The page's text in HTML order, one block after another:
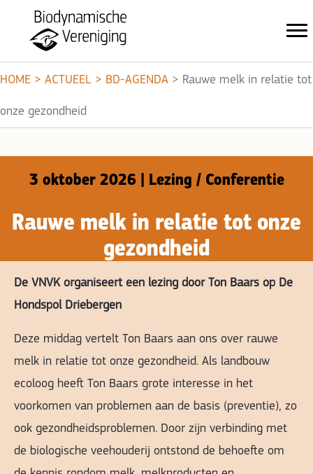
HOME > ACTUEEL > BD-AGENDA > Rauwe melk in relatie tot
onze gezondheid
3 oktober 2026 | Lezing / Conferentie
Rauwe melk in relatie tot onze
gezondheid
De VNVK organiseert een lezing door Ton Baars op De
Hondspol Driebergen
Deze middag vertelt Ton Baars aan ons over rauwe
melk in relatie tot onze gezondheid. Als landbouw
ecoloog heeft Ton Baars grote interesse in het
voorkomen van problemen aan de basis (preventie), zo
ook gezondheidsproblemen. Door zijn verbinding met
de biologische veehouderij ontstond de behoefte om